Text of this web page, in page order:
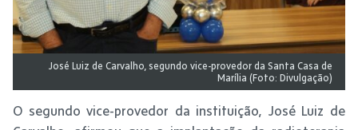
José Luiz de Carvalho, segundo vice-provedor da Santa Casa de
Marília (Foto: Divulgação)
O segundo vice-provedor da instituição, José Luiz de